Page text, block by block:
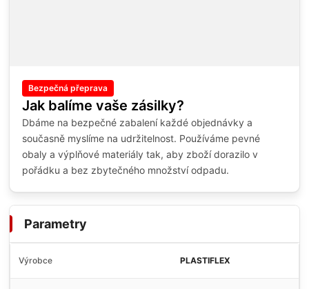
Bezpečná přeprava
Jak balíme vaše zásilky?
Dbáme na bezpečné zabalení každé objednávky a
současně myslíme na udržitelnost. Používáme pevné
obaly a výplňové materiály tak, aby zboží dorazilo v
pořádku a bez zbytečného množství odpadu.
Parametry
Výrobce PLASTIFLEX